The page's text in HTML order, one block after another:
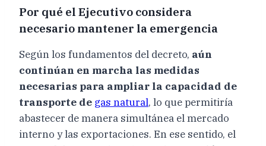
Por qué el Ejecutivo considera
necesario mantener la emergencia
Según los fundamentos del decreto, aún
continúan en marcha las medidas
necesarias para ampliar la capacidad de
transporte de gas natural, lo que permitiría
abastecer de manera simultánea el mercado
interno y las exportaciones. En ese sentido, el